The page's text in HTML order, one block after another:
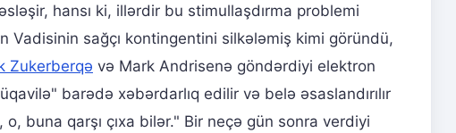
hansı ki, illərdir bu stimullaşdırma problemi
Vadisinin sağçı kontingentini silkələmiş kimi göründü,
Zukerberqə və Mark Andrisenə göndərdiyi elektron
barədə xəbərdarlıq edilir və belə əsaslandırılır
buna qarşı çıxa bilər." Bir neçə gün sonra verdiyi